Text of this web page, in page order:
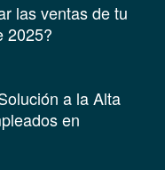
las ventas de tu
2025?
a la Alta
en